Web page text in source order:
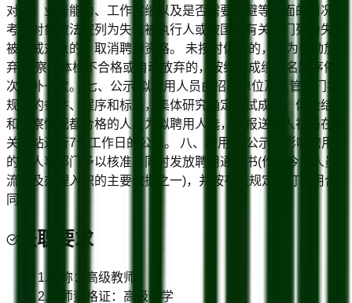
对应、业务能力、工作实绩以及是否需要回避等方面的情况。
考察对象被法院列为失信被执行人或被国家有关部门列为失信
被惩戒对象的，取消聘用资格。 未按时体检的，视为自动放
弃;考察、体检不合格或自动放弃的，按综合成绩排名顺序依
次递补一次。 七、公示 拟聘用人员由招聘单位及主管部门按
规定的条件、程序和标准，集体研究确定面试成绩、体检结果
和考察情况都合格的人员为拟聘用人选，并报送市人社局在相
关网站进行7个工作日的公示。 八、聘用 经公示不影响聘用
的，人事部门予以核准，同时发放聘用通知书(作为今后人员
流动及办理入职的主要依据之一)，并按有关规定签订聘用合
同。
任职要求
1.职称：高级教师
2.教师资格证：高级中学